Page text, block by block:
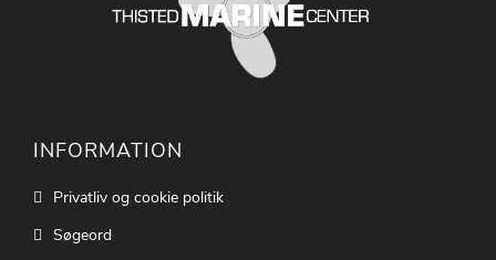
INFORMATION
Privatliv og cookie politik
Søgeord